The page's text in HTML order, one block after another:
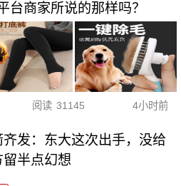
台商家所说的那样吗？
阅读 31145 4小时前
齐发：东大这次出手，没给
留半点幻想